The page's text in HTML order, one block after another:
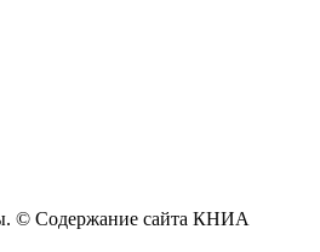
© Содержание сайта КНИА